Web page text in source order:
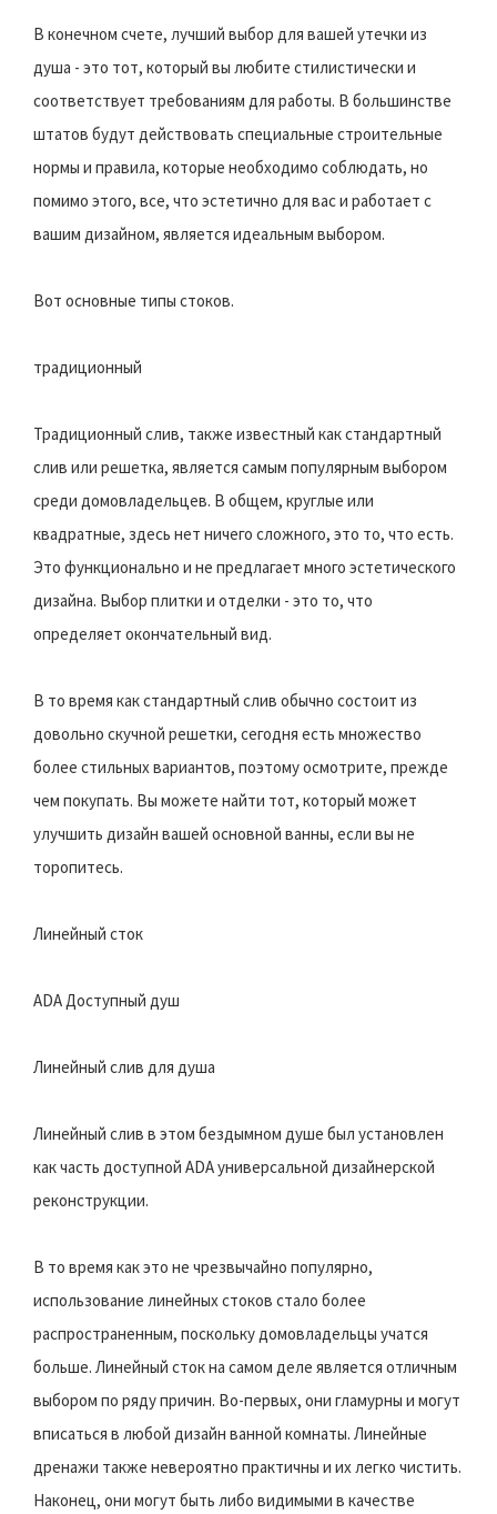
В конечном счете, лучший выбор для вашей утечки из
душа - это тот, который вы любите стилистически и
соответствует требованиям для работы. В большинстве
штатов будут действовать специальные строительные
нормы и правила, которые необходимо соблюдать, но
помимо этого, все, что эстетично для вас и работает с
вашим дизайном, является идеальным выбором.
Вот основные типы стоков.
традиционный
Традиционный слив, также известный как стандартный
слив или решетка, является самым популярным выбором
среди домовладельцев. В общем, круглые или
квадратные, здесь нет ничего сложного, это то, что есть.
Это функционально и не предлагает много эстетического
дизайна. Выбор плитки и отделки - это то, что
определяет окончательный вид.
В то время как стандартный слив обычно состоит из
довольно скучной решетки, сегодня есть множество
более стильных вариантов, поэтому осмотрите, прежде
чем покупать. Вы можете найти тот, который может
улучшить дизайн вашей основной ванны, если вы не
торопитесь.
Линейный сток
ADA Доступный душ
Линейный слив для душа
Линейный слив в этом бездымном душе был установлен
как часть доступной ADA универсальной дизайнерской
реконструкции.
В то время как это не чрезвычайно популярно,
использование линейных стоков стало более
распространенным, поскольку домовладельцы учатся
больше. Линейный сток на самом деле является отличным
выбором по ряду причин. Во-первых, они гламурны и могут
вписаться в любой дизайн ванной комнаты. Линейные
дренажи также невероятно практичны и их легко чистить.
Наконец, они могут быть либо видимыми в качестве